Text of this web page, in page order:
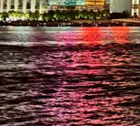
20:31
播 15:27
上直播 18:00